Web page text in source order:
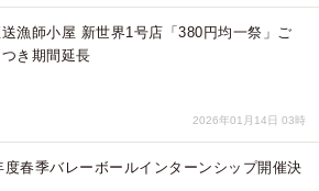
漁師小屋 新世界1号店「380円均一祭」ご
き期間延長
2026年01月14日 03時
度春季バレーボールインターンシップ開催決